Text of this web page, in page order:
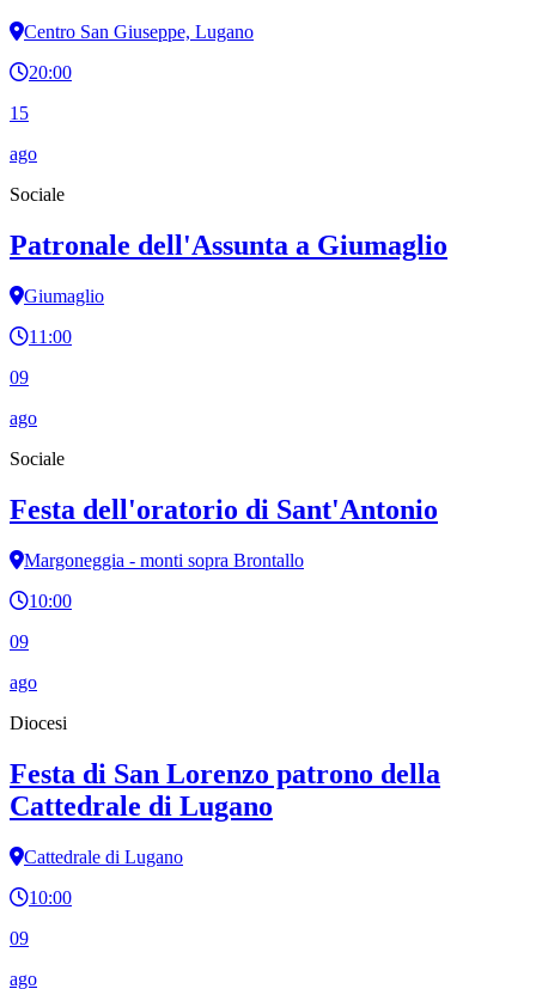
Centro San Giuseppe, Lugano
20:00
15
ago
Sociale
Patronale dell'Assunta a Giumaglio
Giumaglio
11:00
09
ago
Sociale
Festa dell'oratorio di Sant'Antonio
Margoneggia - monti sopra Brontallo
10:00
09
ago
Diocesi
Festa di San Lorenzo patrono della
Cattedrale di Lugano
Cattedrale di Lugano
10:00
09
ago